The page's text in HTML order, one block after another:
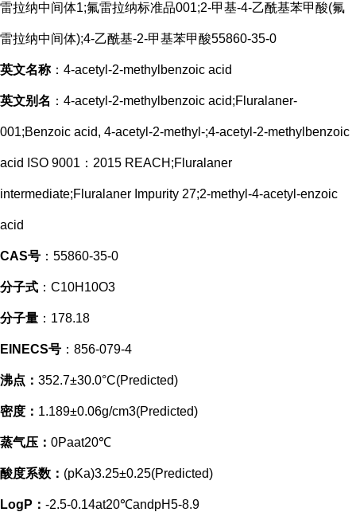
雷拉纳中间体1;氟雷拉纳标准品001;2-甲基-4-乙酰基苯甲酸(氟
雷拉纳中间体);4-乙酰基-2-甲基苯甲酸55860-35-0
英文名称：4-acetyl-2-methylbenzoic acid
英文别名 ：4-acetyl-2-methylbenzoic acid;Fluralaner-
001;Benzoic acid, 4-acetyl-2-methyl-;4-acetyl-2-methylbenzoic
acid ISO 9001：2015 REACH;Fluralaner
intermediate;Fluralaner Impurity 27;2-methyl-4-acetyl-enzoic
acid
CAS号 ：55860-35-0
分子式 ：C10H10O3
分子量 ：178.18
EINECS号 ：856-079-4
沸点： 352.7±30.0°C(Predicted)
密度： 1.189±0.06g/cm3(Predicted)
蒸气压： 0Paat20℃
酸度系数： (pKa)3.25±0.25(Predicted)
LogP： -2.5-0.14at20℃andpH5-8.9